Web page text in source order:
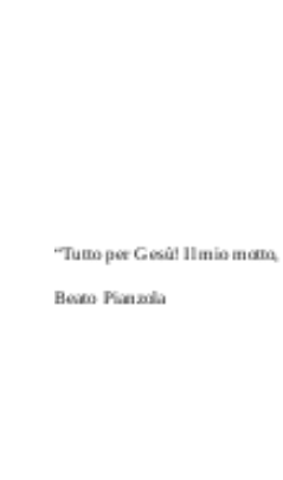
“Tutto per Gesù! Il mio motto,
Beato Pianzola